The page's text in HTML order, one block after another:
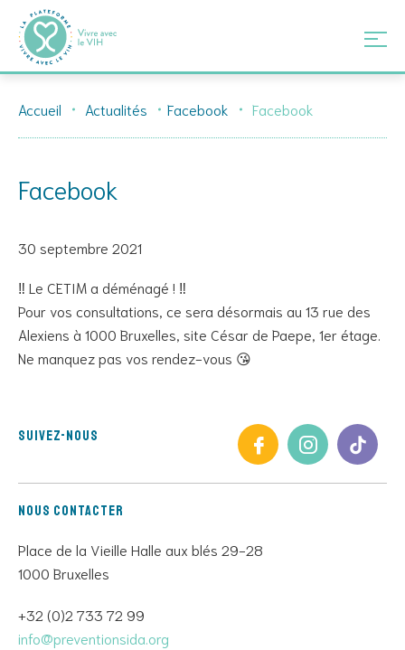
Accueil Actualités Facebook Facebook
Facebook
30 septembre 2021
‼️ Le CETIM a déménagé ! ‼️
Pour vos consultations, ce sera désormais au 13 rue des
Alexiens à 1000 Bruxelles, site César de Paepe, 1er étage.
Ne manquez pas vos rendez-vous 😘
Suivez-nous
Nous contacter
Place de la Vieille Halle aux blés 29-28
1000 Bruxelles
+32 (0)2 733 72 99
info@preventionsida.org